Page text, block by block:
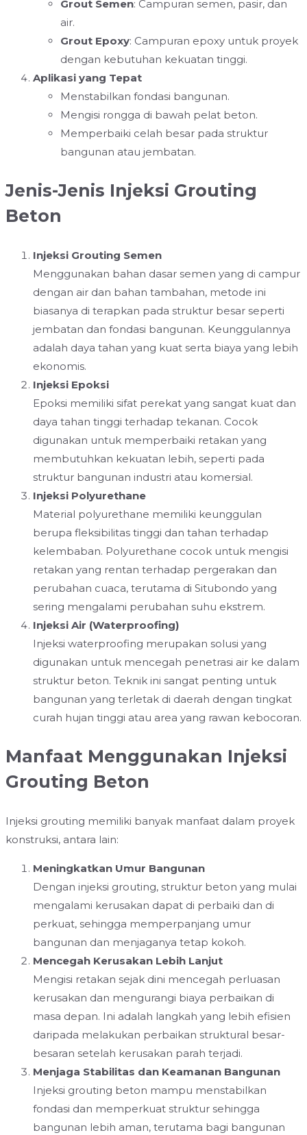
Grout Semen: Campuran semen, pasir, dan
air.
Grout Epoxy: Campuran epoxy untuk proyek
dengan kebutuhan kekuatan tinggi.
Aplikasi yang Tepat
Menstabilkan fondasi bangunan.
Mengisi rongga di bawah pelat beton.
Memperbaiki celah besar pada struktur
bangunan atau jembatan.
Jenis-Jenis Injeksi Grouting
Beton
Injeksi Grouting Semen
Menggunakan bahan dasar semen yang di campur
dengan air dan bahan tambahan, metode ini
biasanya di terapkan pada struktur besar seperti
jembatan dan fondasi bangunan. Keunggulannya
adalah daya tahan yang kuat serta biaya yang lebih
ekonomis.
Injeksi Epoksi
Epoksi memiliki sifat perekat yang sangat kuat dan
daya tahan tinggi terhadap tekanan. Cocok
digunakan untuk memperbaiki retakan yang
membutuhkan kekuatan lebih, seperti pada
struktur bangunan industri atau komersial.
Injeksi Polyurethane
Material polyurethane memiliki keunggulan
berupa fleksibilitas tinggi dan tahan terhadap
kelembaban. Polyurethane cocok untuk mengisi
retakan yang rentan terhadap pergerakan dan
perubahan cuaca, terutama di Situbondo yang
sering mengalami perubahan suhu ekstrem.
Injeksi Air (Waterproofing)
Injeksi waterproofing merupakan solusi yang
digunakan untuk mencegah penetrasi air ke dalam
struktur beton. Teknik ini sangat penting untuk
bangunan yang terletak di daerah dengan tingkat
curah hujan tinggi atau area yang rawan kebocoran.
Manfaat Menggunakan Injeksi
Grouting Beton
Injeksi grouting memiliki banyak manfaat dalam proyek
konstruksi, antara lain:
Meningkatkan Umur Bangunan
Dengan injeksi grouting, struktur beton yang mulai
mengalami kerusakan dapat di perbaiki dan di
perkuat, sehingga memperpanjang umur
bangunan dan menjaganya tetap kokoh.
Mencegah Kerusakan Lebih Lanjut
Mengisi retakan sejak dini mencegah perluasan
kerusakan dan mengurangi biaya perbaikan di
masa depan. Ini adalah langkah yang lebih efisien
daripada melakukan perbaikan struktural besar-
besaran setelah kerusakan parah terjadi.
Menjaga Stabilitas dan Keamanan Bangunan
Injeksi grouting beton mampu menstabilkan
fondasi dan memperkuat struktur sehingga
bangunan lebih aman, terutama bagi bangunan